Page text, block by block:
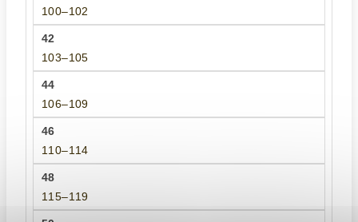
100–102
103–105
106–109
110–114
115–119